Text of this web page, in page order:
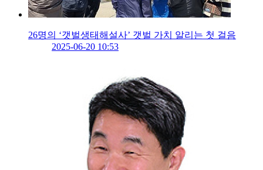
26명의 ‘갯벌생태해설사’ 갯벌 가치 알리는 첫 걸음
2025-06-20 10:53